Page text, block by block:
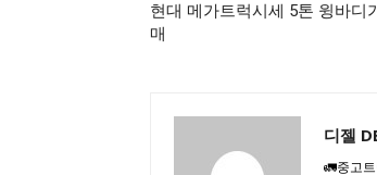
현대 메가트럭시세 5톤 윙바디
매
디젤
🚛중고